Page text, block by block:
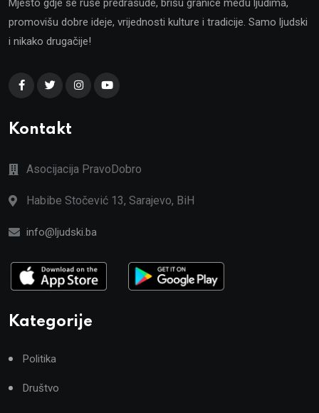
Mjesto gdje se ruše predrasude, brišu granice među ljudima,
promovišu dobre ideje, vrijednosti kulture i tradicije. Samo ljudski
i nikako drugačije!
Kontakt
Asocijacija PravoDobro
Habibe Stočević 13, Sarajevo, BiH
info@ljudski.ba
Kategorije
Politika
Društvo